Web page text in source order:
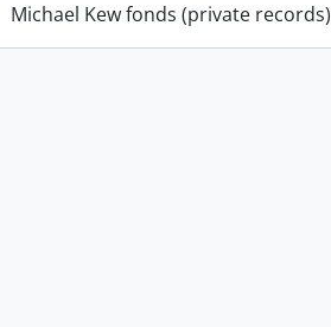
Michael Kew fonds (private records)